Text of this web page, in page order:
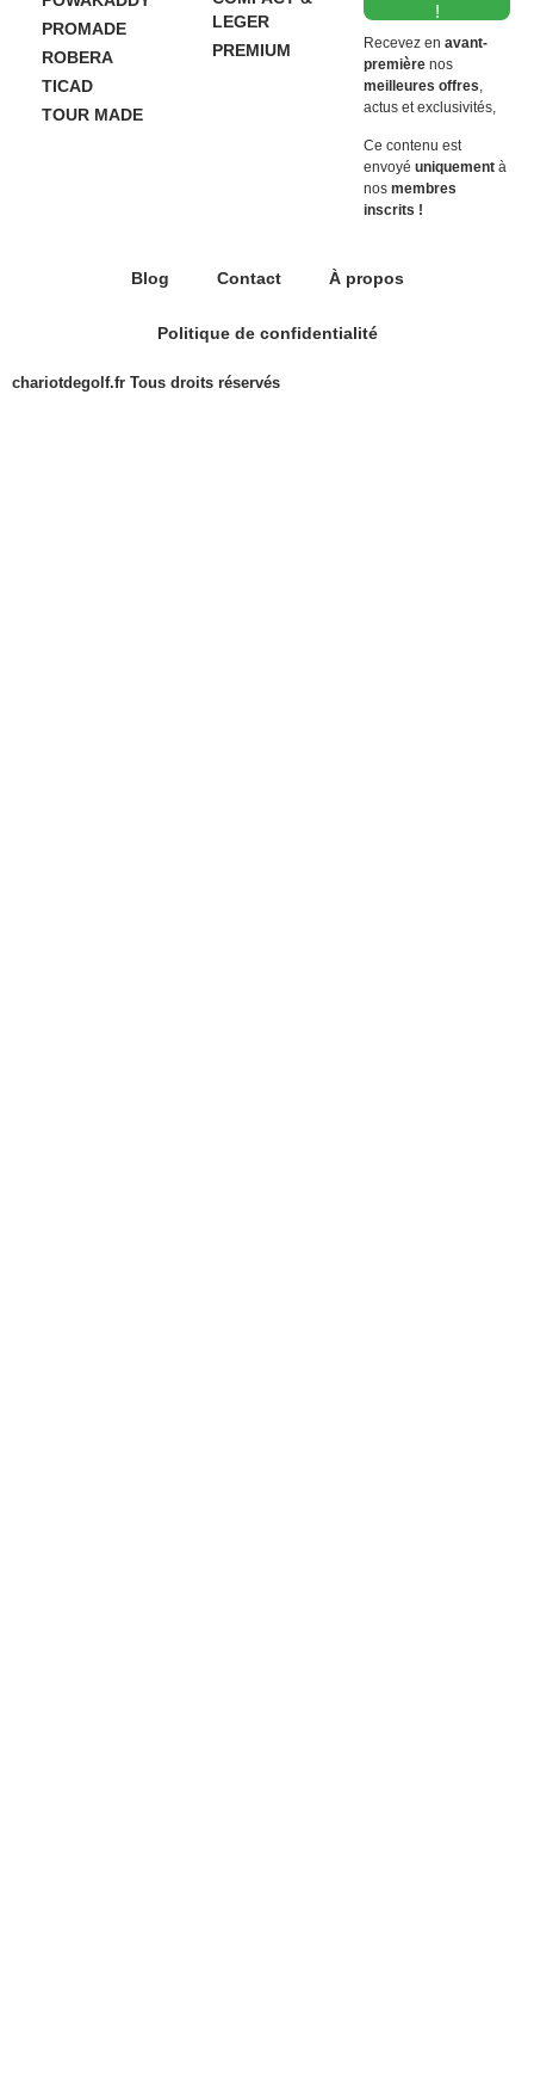
PROMADE
ROBERA
TICAD
TOUR MADE
LEGER
PREMIUM
!
Recevez enavant-
première nos
meilleures offres,
actus et exclusivités,
Ce contenu est
envoyéuniquement à
nosmembres
inscrits !
chariotdegolf.fr Tous droits réservés
Blog Contact À propos
Politique de confidentialité